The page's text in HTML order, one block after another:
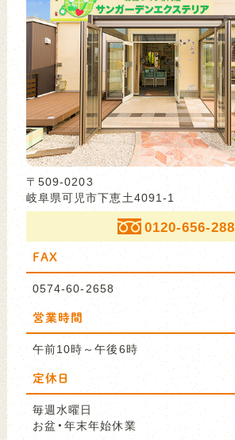
〒509-0203
岐阜県可児市下恵土4091-1
0120-656-288
FAX
0574-60-2658
営業時間
午前10時～午後6時
定休日
毎週水曜日
お盆・年末年始休業